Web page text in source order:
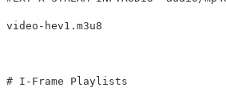
video-hev1.m3u8
# I-Frame Playlists